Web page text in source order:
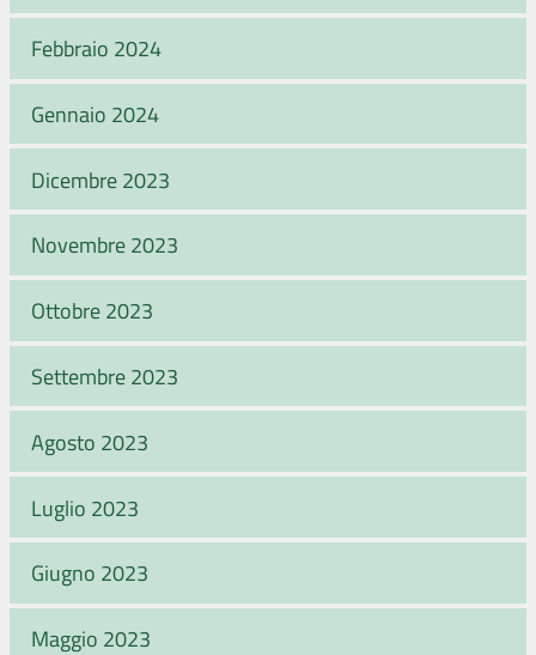
Febbraio 2024
Gennaio 2024
Dicembre 2023
Novembre 2023
Ottobre 2023
Settembre 2023
Agosto 2023
Luglio 2023
Giugno 2023
Maggio 2023